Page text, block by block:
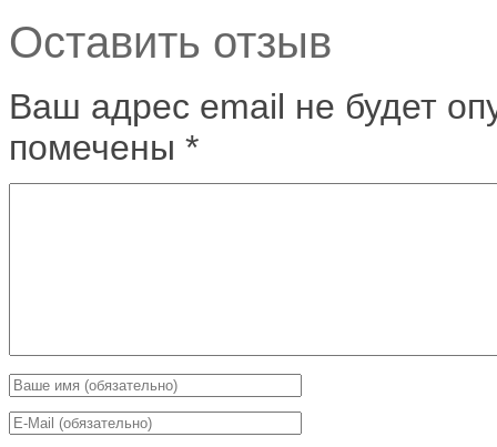
Оставить отзыв
Ваш адрес email не будет
помечены *